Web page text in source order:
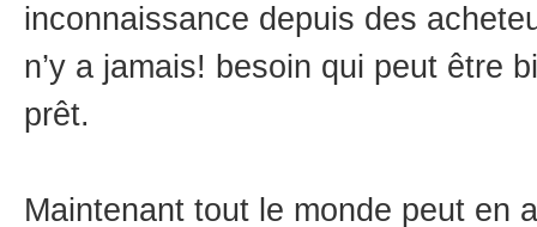
inconnaissance depuis des
n’y a jamais! besoin qui peut être
prêt.
Maintenant tout le monde peut en